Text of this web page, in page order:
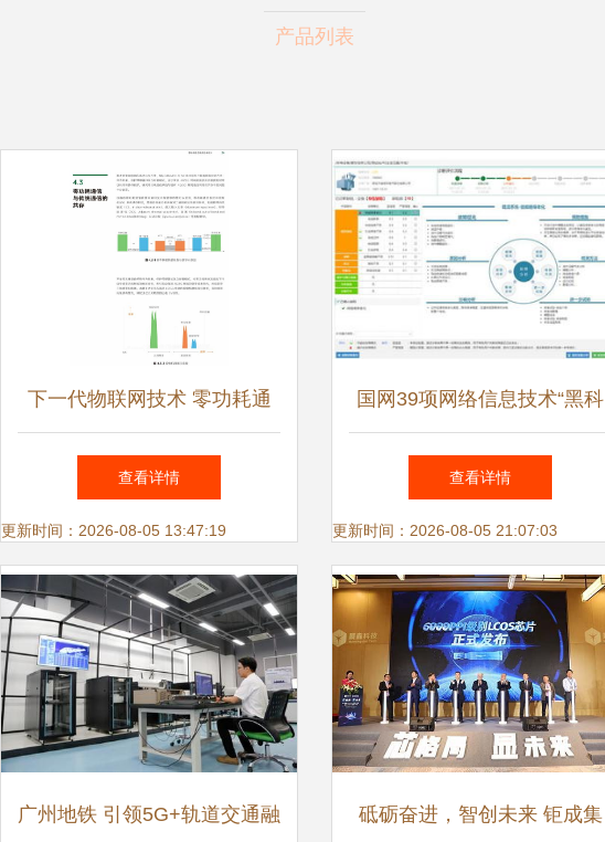
产品列表
下一代物联网技术 零功耗通
信引领万物互联新纪元
查看详情
更新时间：2026-08-05 13:47:19
国网39项网络信息技术“黑科
技” 驱动能源互联网智能升级
查看详情
更新时间：2026-08-05 21:07:03
广州地铁 引领5G+轨道交通融 砥砺奋进，智创未来 钜成集